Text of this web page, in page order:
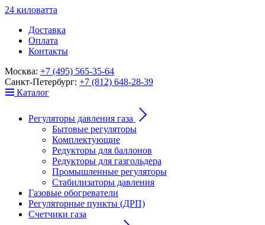
24 киловатта
Доставка
Оплата
Контакты
Москва: +7 (495) 565-35-64
Санкт-Петербург: +7 (812) 648-28-39
Каталог
Регуляторы давления газа
Бытовые регуляторы
Комплектующие
Редукторы для баллонов
Редукторы для газгольдера
Промышленные регуляторы
Стабилизаторы давления
Газовые обогреватели
Регуляторные пункты (ДРП)
Счетчики газа